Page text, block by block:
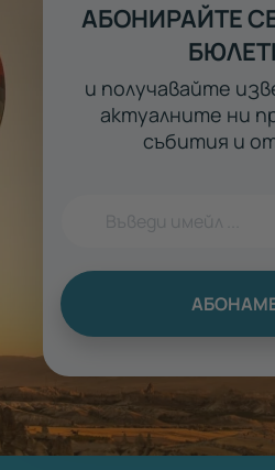
АБОНИРАЙТЕ
и получавайте
актуалните ни
събития и